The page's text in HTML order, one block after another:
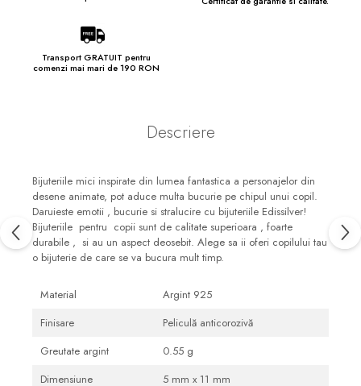
Transport GRATUIT pentru
comenzi mai mari de 190 RON
Descriere
Bijuteriile mici inspirate din lumea fantastica a personajelor din
desene animate, pot aduce multa bucurie pe chipul unui copil.
Daruieste emotii , bucurie si stralucire cu bijuteriile Edissilver!
Bijuteriile pentru copii sunt de calitate superioara , foarte
durabile , si au un aspect deosebit. Alege sa ii oferi copilului tau
o bijuterie de care se va bucura mult timp.
Material
Argint 925
Finisare
Peliculă anticorozivă
Greutate argint
0.55 g
Dimensiune
5 mm x 11 mm